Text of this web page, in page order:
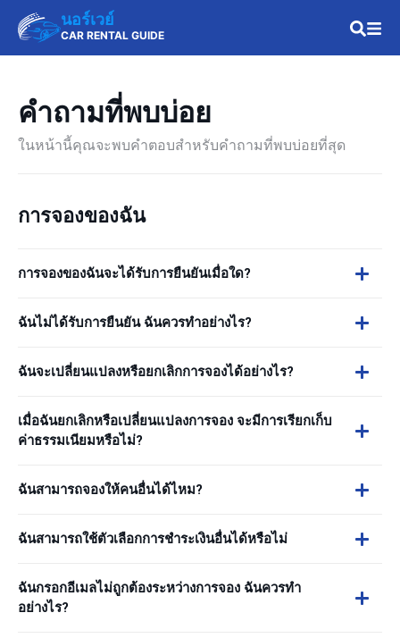
นอร์เวย์
CAR RENTAL GUIDE
คำถามที่พบบ่อย
ในหน้านี้คุณจะพบคำตอบสำหรับคำถามที่พบบ่อยที่สุด
การจองของฉัน
การจองของฉันจะได้รับการยืนยันเมื่อใด?
ฉันไม่ได้รับการยืนยัน ฉันควรทำอย่างไร?
ฉันจะเปลี่ยนแปลงหรือยกเลิกการจองได้อย่างไร?
เมื่อฉันยกเลิกหรือเปลี่ยนแปลงการจอง จะมีการเรียกเก็บ
ค่าธรรมเนียมหรือไม่?
ฉันสามารถจองให้คนอื่นได้ไหม?
ฉันสามารถใช้ตัวเลือกการชำระเงินอื่นได้หรือไม่
ฉันกรอกอีเมลไม่ถูกต้องระหว่างการจอง ฉันควรทำ
อย่างไร?